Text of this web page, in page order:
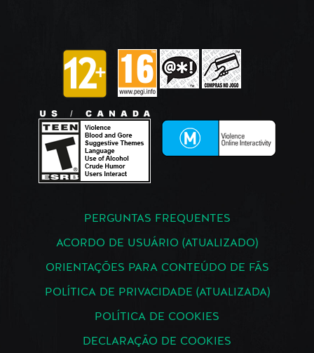
PERGUNTAS FREQUENTES
ACORDO DE USUÁRIO (ATUALIZADO)
ORIENTAÇÕES PARA CONTEÚDO DE FÃS
POLÍTICA DE PRIVACIDADE (ATUALIZADA)
POLÍTICA DE COOKIES
DECLARAÇÃO DE COOKIES